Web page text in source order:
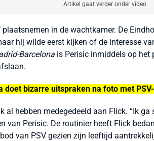
Artikel gaat verder onder video
plaatsnemen in de wachtkamer. De
hij wilde eerst kijken of de interesse
Barcelona is Perisic inmiddels op
doet bizarre uitspraken na foto met
al hebben medegedeeld aan Flick. “Ik ga
van Perisic. De routinier heeft Flick
van PSV gezien zijn leeftijd